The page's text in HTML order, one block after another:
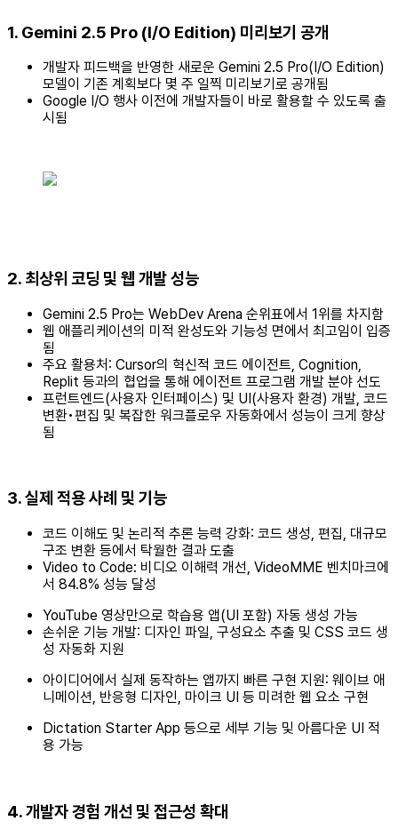
1. Gemini 2.5 Pro (I/O Edition) 미리보기 공개
개발자 피드백을 반영한 새로운 Gemini 2.5 Pro(I/O Edition)
모델이 기존 계획보다 몇 주 일찍 미리보기로 공개됨
Google I/O 행사 이전에 개발자들이 바로 활용할 수 있도록 출
시됨
2. 최상위 코딩 및 웹 개발 성능
Gemini 2.5 Pro는 WebDev Arena 순위표에서 1위를 차지함
웹 애플리케이션의 미적 완성도와 기능성 면에서 최고임이 입증
됨
주요 활용처: Cursor의 혁신적 코드 에이전트, Cognition,
Replit 등과의 협업을 통해 에이전트 프로그램 개발 분야 선도
프런트엔드(사용자 인터페이스) 및 UI(사용자 환경) 개발, 코드
변환•편집 및 복잡한 워크플로우 자동화에서 성능이 크게 향상
됨
3. 실제 적용 사례 및 기능
코드 이해도 및 논리적 추론 능력 강화: 코드 생성, 편집, 대규모
구조 변환 등에서 탁월한 결과 도출
Video to Code: 비디오 이해력 개선, VideoMME 벤치마크에
서 84.8% 성능 달성
YouTube 영상만으로 학습용 앱(UI 포함) 자동 생성 가능
손쉬운 기능 개발: 디자인 파일, 구성요소 추출 및 CSS 코드 생
성 자동화 지원
아이디어에서 실제 동작하는 앱까지 빠른 구현 지원: 웨이브 애
니메이션, 반응형 디자인, 마이크 UI 등 미려한 웹 요소 구현
Dictation Starter App 등으로 세부 기능 및 아름다운 UI 적
용 가능
4. 개발자 경험 개선 및 접근성 확대